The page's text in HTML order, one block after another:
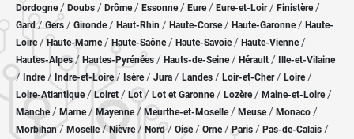
Dordogne/ Doubs / Drôme/ Essonne / Eure/ Eure-et-Loir / Finistère/
Gard/Gers / Gironde/ Haut-Rhin / Haute-Corse/ Haute-Garonne/ Haute-
Loire/Haute-Marne/ Haute-Saône/ Haute-Savoie/ Haute-Vienne/
Hautes-Alpes/ Hautes-Pyrénées / Hauts-de-Seine/ Hérault / Ille-et-Vilaine
/ Indre/ Indre-et-Loire/ Isère/ Jura / Landes / Loir-et-Cher/ Loire/
Loire-Atlantique/ Loiret / Lot/ Lot et Garonne/ Lozère / Maine-et-Loire/
Manche/ Marne/ Mayenne/ Meurthe-et-Moselle/ Meuse/ Monaco /
Morbihan/ Moselle/ Nièvre / Nord/ Oise / Orne/Paris / Pas-de-Calais /